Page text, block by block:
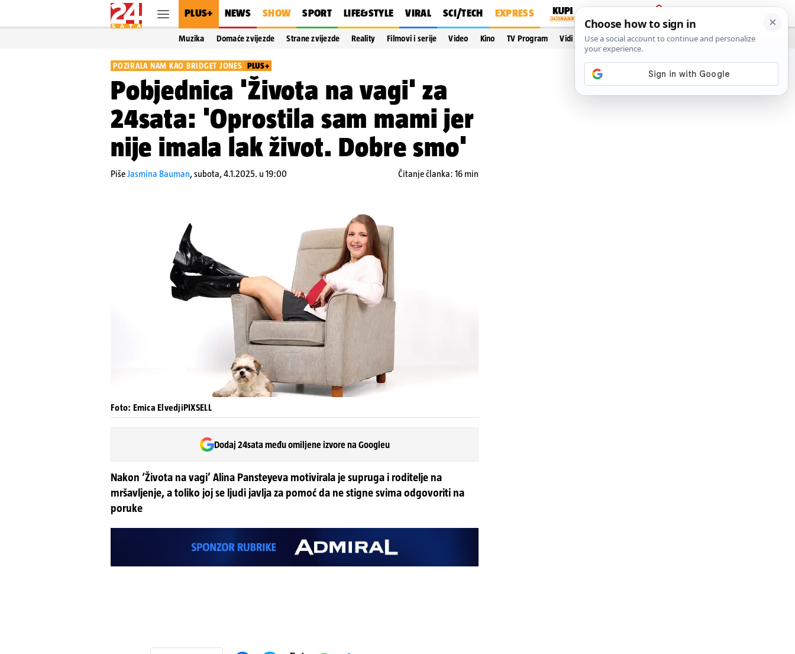
PLUS+ NEWS SHOW SPORT LIFE&STYLE VIRAL SCI/TECH EXPRESS
PRIJAVA
Muzika Domaće zvijezde Strane zvijezde Reality Filmovi i serije Video Kino TV Program Vidi još…
POZIRALA NAM KAO BRIDGET JONES PLUS+
Pobjednica 'Života na vagi' za
24sata: 'Oprostila sam mami jer
nije imala lak život. Dobre smo'
PišeJasmina Bauman,subota, 4.1.2025. u 19:00 Čitanje članka: 16 min
Foto: Emica ElvedjiPIXSELL
Dodaj 24sata među omiljene izvore na Googleu
Nakon ‘Života na vagi’ Alina Pansteyeva motivirala je supruga i roditelje na
mršavljenje, a toliko joj se ljudi javlja za pomoć da ne stigne svima odgovoriti na
poruke